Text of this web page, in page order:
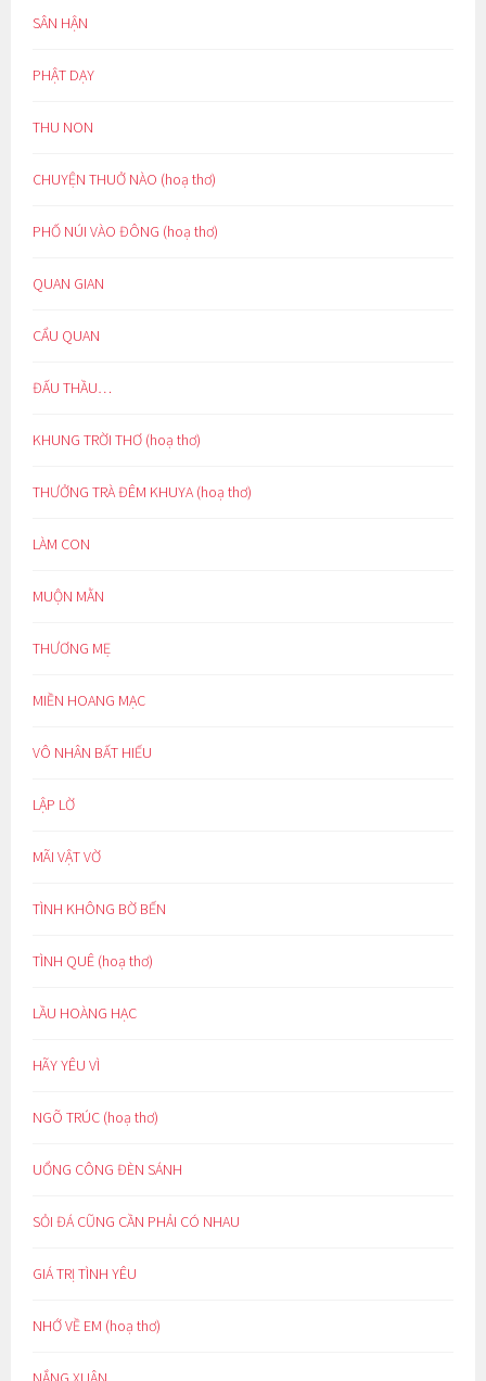
SÂN HẬN
PHẬT DẠY
THU NON
CHUYỆN THUỞ NÀO (hoạ thơ)
PHỐ NÚI VÀO ĐÔNG (hoạ thơ)
QUAN GIAN
CẨU QUAN
ĐẤU THẦU…
KHUNG TRỜI THƠ (hoạ thơ)
THƯỞNG TRÀ ĐÊM KHUYA (hoạ thơ)
LÀM CON
MUỘN MẰN
THƯƠNG MẸ
MIỀN HOANG MẠC
VÔ NHÂN BẤT HIẾU
LẬP LỜ
MÃI VẬT VỜ
TÌNH KHÔNG BỜ BẾN
TÌNH QUÊ (hoạ thơ)
LẦU HOÀNG HẠC
HÃY YÊU VÌ
NGÕ TRÚC (hoạ thơ)
UỔNG CÔNG ĐÈN SÁNH
SỎI ĐÁ CŨNG CẦN PHẢI CÓ NHAU
GIÁ TRỊ TÌNH YÊU
NHỚ VỀ EM (hoạ thơ)